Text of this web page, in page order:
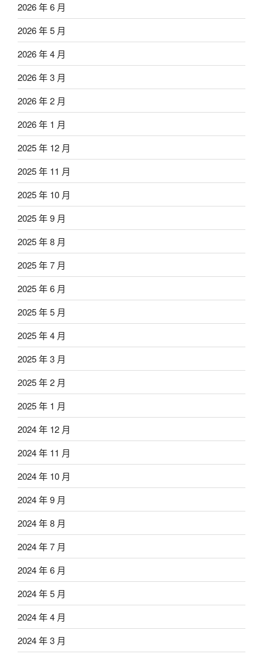
2026 年 6 月
2026 年 5 月
2026 年 4 月
2026 年 3 月
2026 年 2 月
2026 年 1 月
2025 年 12 月
2025 年 11 月
2025 年 10 月
2025 年 9 月
2025 年 8 月
2025 年 7 月
2025 年 6 月
2025 年 5 月
2025 年 4 月
2025 年 3 月
2025 年 2 月
2025 年 1 月
2024 年 12 月
2024 年 11 月
2024 年 10 月
2024 年 9 月
2024 年 8 月
2024 年 7 月
2024 年 6 月
2024 年 5 月
2024 年 4 月
2024 年 3 月